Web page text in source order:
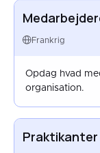
Frankrig
Opdag hvad
organisation.